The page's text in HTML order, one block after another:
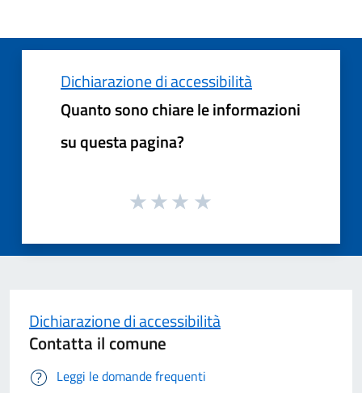
Dichiarazione di accessibilità
Quanto sono chiare le informazioni
su questa pagina?
Dichiarazione di accessibilità
Contatta il comune
Leggi le domande frequenti